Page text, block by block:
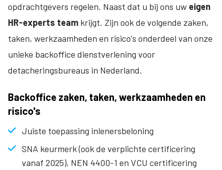
opdrachtgevers regelen. Naast dat u bij ons uw eigen
HR-experts team krijgt. Zijn ook de volgende zaken,
taken, werkzaamheden en risico's onderdeel van onze
unieke backoffice dienstverlening voor
detacheringsbureaus in Nederland.
Backoffice zaken, taken, werkzaamheden en
risico's
Juiste toepassing inlenersbeloning
SNA keurmerk (ook de verplichte certificering
vanaf 2025), NEN 4400-1 en VCU certificering